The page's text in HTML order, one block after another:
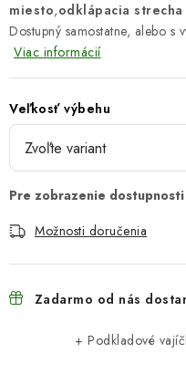
miesto,odklápacia strecha
Dostupný samostatne, alebo s
Viac informácií
Veľkosť výbehu
Možnosti doručenia
Zadarmo od nás
+ Podkladové